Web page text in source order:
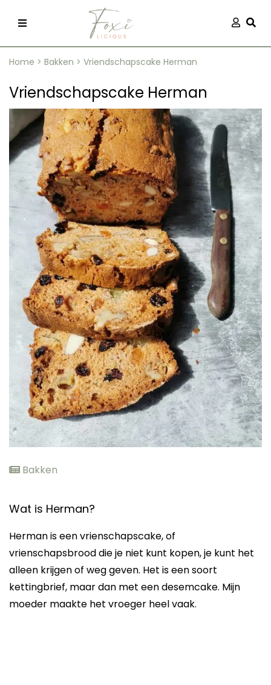
kleding
Home > Bakken > Vriendschapscake Herman
Vriendschapscake Herman
Bakken
Wat is Herman?
Herman is een vrienschapscake, of
vrienschapsbrood die je niet kunt kopen, je kunt het
alleen krijgen of weg geven. Het is een soort
kettingbrief, maar dan met een desemcake. Mijn
moeder maakte het vroeger heel vaak.